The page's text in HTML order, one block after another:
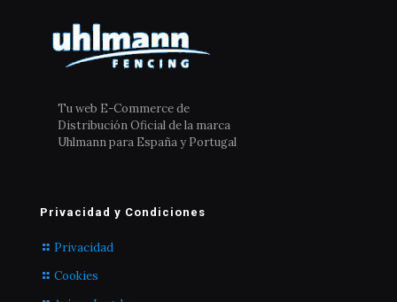
Tu web E-Commerce de
Distribución Oficial de la marca
Uhlmann para España y Portugal
Privacidad y Condiciones
Privacidad
Cookies